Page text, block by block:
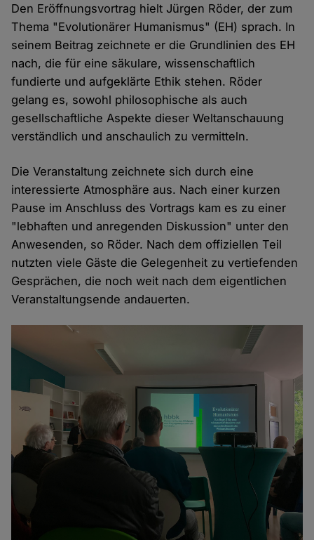
Den Eröffnungsvortrag hielt Jürgen Röder, der zum
Thema "Evolutionärer Humanismus" (EH) sprach. In
seinem Beitrag zeichnete er die Grundlinien des EH
nach, die für eine säkulare, wissenschaftlich
fundierte und aufgeklärte Ethik stehen. Röder
gelang es, sowohl philosophische als auch
gesellschaftliche Aspekte dieser Weltanschauung
verständlich und anschaulich zu vermitteln.
Die Veranstaltung zeichnete sich durch eine
interessierte Atmosphäre aus. Nach einer kurzen
Pause im Anschluss des Vortrags kam es zu einer
"lebhaften und anregenden Diskussion" unter den
Anwesenden, so Röder. Nach dem offiziellen Teil
nutzten viele Gäste die Gelegenheit zu vertiefenden
Gesprächen, die noch weit nach dem eigentlichen
Veranstaltungsende andauerten.